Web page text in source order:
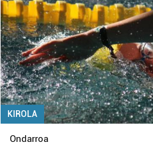
KIROLA
Ondarroa